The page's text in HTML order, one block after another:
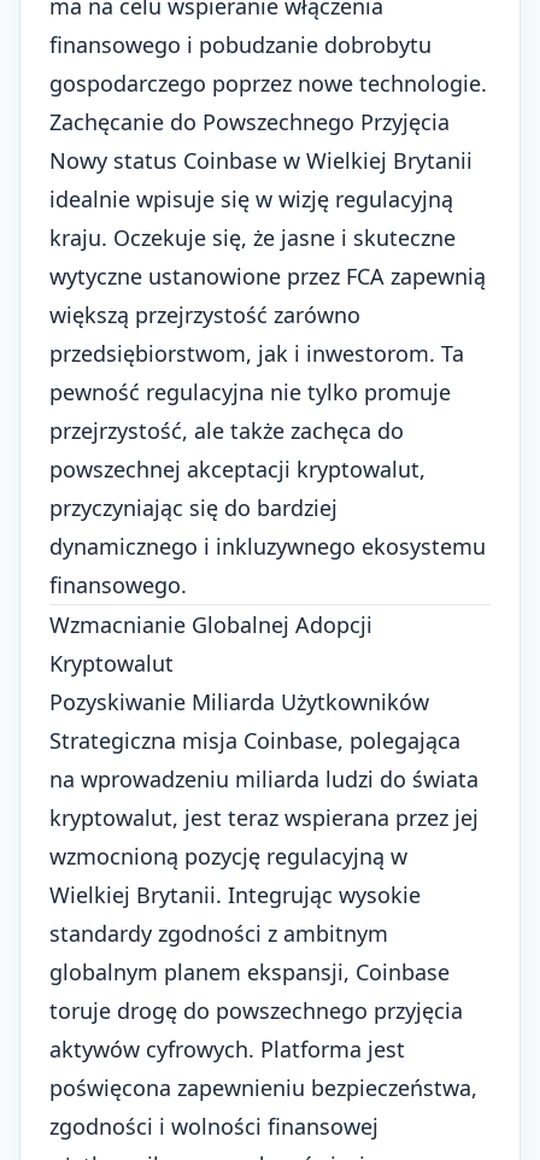
ma na celu wspieranie włączenia
finansowego i pobudzanie dobrobytu
gospodarczego poprzez nowe technologie.
Zachęcanie do Powszechnego Przyjęcia
Nowy status Coinbase w Wielkiej Brytanii
idealnie wpisuje się w wizję regulacyjną
kraju. Oczekuje się, że jasne i skuteczne
wytyczne ustanowione przez FCA zapewnią
większą przejrzystość zarówno
przedsiębiorstwom, jak i inwestorom. Ta
pewność regulacyjna nie tylko promuje
przejrzystość, ale także zachęca do
powszechnej akceptacji kryptowalut,
przyczyniając się do bardziej
dynamicznego i inkluzywnego ekosystemu
finansowego.
Wzmacnianie Globalnej Adopcji
Kryptowalut
Pozyskiwanie Miliarda Użytkowników
Strategiczna misja Coinbase, polegająca
na wprowadzeniu miliarda ludzi do świata
kryptowalut, jest teraz wspierana przez jej
wzmocnioną pozycję regulacyjną w
Wielkiej Brytanii. Integrując wysokie
standardy zgodności z ambitnym
globalnym planem ekspansji, Coinbase
toruje drogę do powszechnego przyjęcia
aktywów cyfrowych. Platforma jest
poświęcona zapewnieniu bezpieczeństwa,
zgodności i wolności finansowej